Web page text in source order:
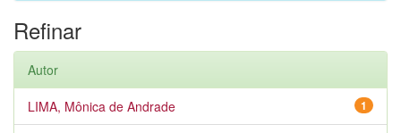
Refinar
Autor
1
LIMA, Mônica de Andrade